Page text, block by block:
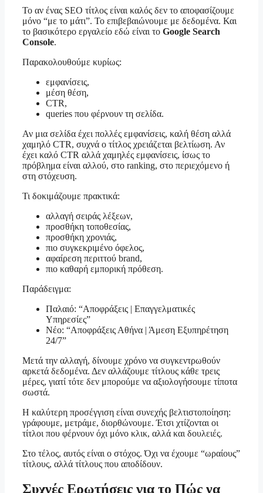
Το αν ένας SEO τίτλος είναι καλός δεν το αποφασίζουμε
μόνο “με το μάτι”. Το επιβεβαιώνουμε με δεδομένα. Και
το βασικότερο εργαλείο εδώ είναι το Google Search
Console.
Παρακολουθούμε κυρίως:
εμφανίσεις,
μέση θέση,
CTR,
queries που φέρνουν τη σελίδα.
Αν μια σελίδα έχει πολλές εμφανίσεις, καλή θέση αλλά
χαμηλό CTR, συχνά ο τίτλος χρειάζεται βελτίωση. Αν
έχει καλό CTR αλλά χαμηλές εμφανίσεις, ίσως το
πρόβλημα είναι αλλού, στο ranking, στο περιεχόμενο ή
στη στόχευση.
Τι δοκιμάζουμε πρακτικά:
αλλαγή σειράς λέξεων,
προσθήκη τοποθεσίας,
προσθήκη χρονιάς,
πιο συγκεκριμένο όφελος,
αφαίρεση περιττού brand,
πιο καθαρή εμπορική πρόθεση.
Παράδειγμα:
Παλαιό: “Αποφράξεις | Επαγγελματικές
Υπηρεσίες”
Νέο: “Αποφράξεις Αθήνα | Άμεση Εξυπηρέτηση
24/7”
Μετά την αλλαγή, δίνουμε χρόνο να συγκεντρωθούν
αρκετά δεδομένα. Δεν αλλάζουμε τίτλους κάθε τρεις
μέρες, γιατί τότε δεν μπορούμε να αξιολογήσουμε τίποτα
σωστά.
Η καλύτερη προσέγγιση είναι συνεχής βελτιστοποίηση:
γράφουμε, μετράμε, διορθώνουμε. Έτσι χτίζονται οι
τίτλοι που φέρνουν όχι μόνο κλικ, αλλά και δουλειές.
Στο τέλος, αυτός είναι ο στόχος. Όχι να έχουμε “ωραίους”
τίτλους, αλλά τίτλους που αποδίδουν.
Συχνές Ερωτήσεις για το Πώς να